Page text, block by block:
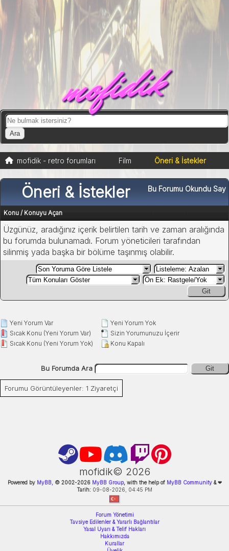
mofidik
mofidik - retro forumları Film Öneri & İstekler
Bu Forumu Okundu Say
Öneri & İstekler
Konu / Konuyu Açan
Üzgünüz, aradığınız içerik belirtilen tarih ve zaman aralığında
bu forumda bulunamadı. Forum yöneticileri tarafından
silinmiş yada başka bir bölüme taşınmış olabilir.
Git
Yeni Yorum Var
Sıcak Konu (Yeni Yorum Var)
Sıcak Konu (Yeni Yorum Yok)
Yeni Yorum Yok
Sizin Yorumunuzu İçerir
Konu Kapalı
Bu Forumda Ara Git
Forumu Görüntüleyenler: 1 Ziyaretçi
mofidik© 2026
Powered by MyBB, © 2002-2026MyBB Group, with the help of MyBB Community&❤
Tarih: 09-08-2026, 04:45 PM
Forum Yönetimi
Tavsiye Edilenler & Yararlı Bağlantılar
Yasal Uyarı & Telif Hakları
Hakkımızda
Kurallar